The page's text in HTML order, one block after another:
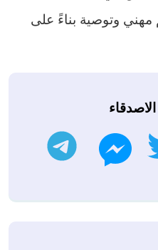
وتوصية بناءً على
تويتر ماسنجر